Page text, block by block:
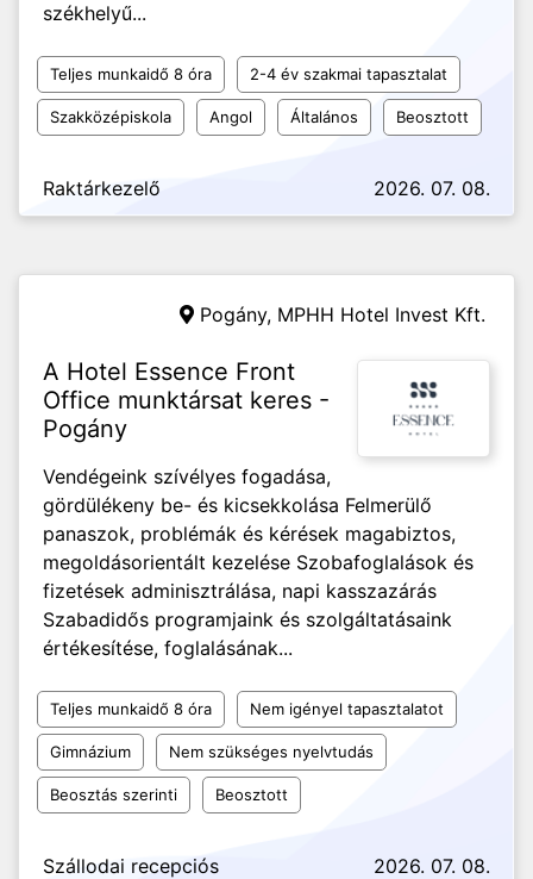
székhelyű...
Teljes munkaidő 8 óra 2-4 év szakmai tapasztalat
Szakközépiskola Angol Általános Beosztott
Raktárkezelő 2026. 07. 08.
Pogány, MPHH Hotel Invest Kft.
A Hotel Essence Front
Office munktársat keres -
Pogány
Vendégeink szívélyes fogadása,
gördülékeny be- és kicsekkolása Felmerülő
panaszok, problémák és kérések magabiztos,
megoldásorientált kezelése Szobafoglalások és
fizetések adminisztrálása, napi kasszazárás
Szabadidős programjaink és szolgáltatásaink
értékesítése, foglalásának...
Teljes munkaidő 8 óra Nem igényel tapasztalatot
Gimnázium Nem szükséges nyelvtudás
Beosztás szerinti Beosztott
Szállodai recepciós 2026. 07. 08.